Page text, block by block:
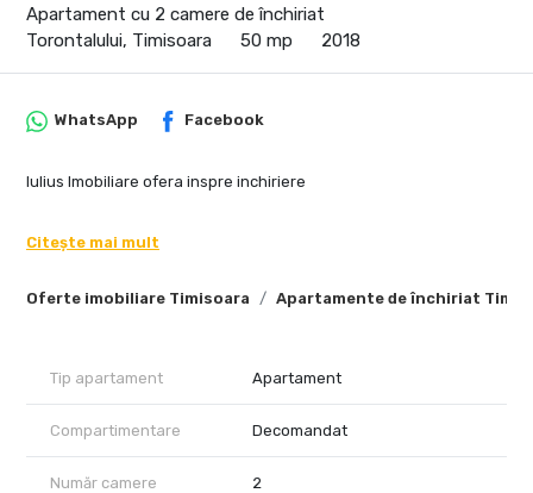
Apartament cu 2 camere de închiriat
Torontalului, Timisoara
50 mp 2018
Oferte imobiliare Timisoara Apartamente de închiriat
WhatsApp Facebook
Iulius Imobiliare ofera inspre inchiriere
Citește mai mult
Tip apartament Apartament
Compartimentare Decomandat
Număr camere 2